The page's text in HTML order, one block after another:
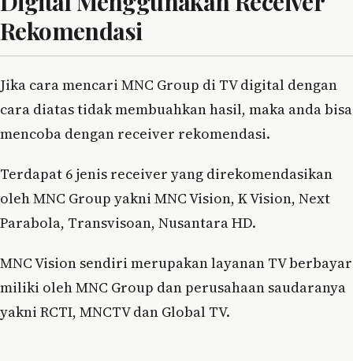
Rekomendasi
Jika cara mencari MNC Group di TV digital dengan
cara diatas tidak membuahkan hasil, maka anda bisa
mencoba dengan receiver rekomendasi.
Terdapat 6 jenis receiver yang direkomendasikan
oleh MNC Group yakni MNC Vision, K Vision, Next
Parabola, Transvisoan, Nusantara HD.
MNC Vision sendiri merupakan layanan TV berbayar
miliki oleh MNC Group dan perusahaan saudaranya
yakni RCTI, MNCTV dan Global TV.